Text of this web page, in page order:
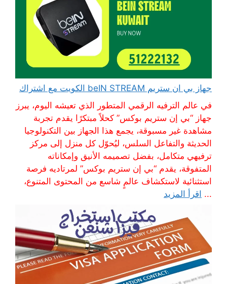
جهاز بي ان ستريم beIN STREAM الكويت مع اشتراك
في عالم الترفيه الرقمي المتطور الذي تعيشه اليوم، يبرز
جهاز “بي إن ستريم بوكس” كحلاً مبتكرًا يقدم تجربة
مشاهدة غير مسبوقة، يجمع هذا الجهاز بين التكنولوجيا
الحديثة والتفاعل السلس، ليُحوّل كل منزل إلى مركز
ترفيهي متكامل، بفضل تصميمه الأنيق وإمكاناته
المتفوقة، يقدم “بي إن ستريم بوكس” لمرتاديه فرصة
استثنائية لاستكشاف عالمٍ شاسع من المحتوى المتنوع،
... اقرأ المزيد